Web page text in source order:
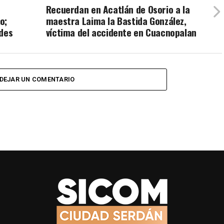
Recuerdan en Acatlán de Osorio a la
maestra Laima la Bastida González,
víctima del accidente en Cuacnopalan
UN COMENTARIO